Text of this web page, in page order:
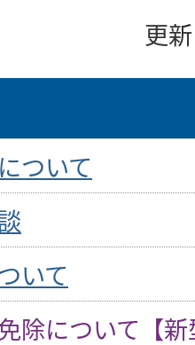
更
ついて
いて
除について【